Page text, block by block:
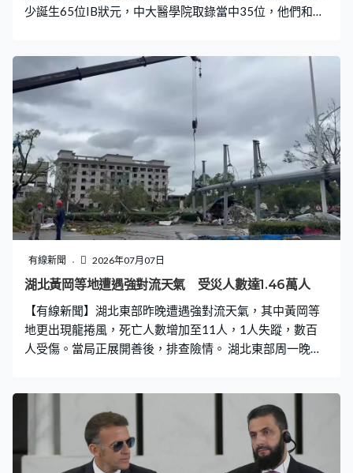
少誕生65位IB狀元，中大醫學院取錄當中35位，他們和
海外交流。今屆入讀六年制的醫科生，課程會以新模式中
大醫學「加」進行，鼓勵醫科生自我搜索和拓寬視野。中
大醫學院助理院長（入學）朱昭穎：「最初有環球醫學領
袖培訓專修組別門檻高，某一些成績最好的學生才有機會
到海外交流、實習，希望這麼好的經驗，推廣到每一個醫
學生都可以有系統性鼓勵踏出課堂，做多些學習經驗。」
環球醫學領袖培訓專修組別六年級醫科生周天翼：「去年
在墨西哥做外科實習，有機會在不同醫療體制、病人群組
和文化背景之下可以學習，加強自身溝通能力和文化敏感
度，這些都是現代醫生很重要的能力。」 早前有實習醫生
被揭擅用醫院器材，以其他醫生帳號登入臨床醫療系統等
被捕，中大醫學院強調課程着重培訓醫德。中大醫學院助
理院長（入學）朱昭穎：「每年開學的第一日學生事務副
院長、助理院長會和同學說關於專業操守和適合行醫評估
的準則，貫穿六年的醫科課程每年因應學
有線新聞 2026年07月07日
湖北黃岡等地遭遇強對流天氣 受災人數達1.46萬人
【有線新聞】湖北東部昨晚遭遇強對流天氣，其中黃岡等
地更出現龍捲風，死亡人數增加至11人，1人失蹤，數百
人受傷。當局正展開善後，排查險情。 湖北東部周一晚七
地，大批學生慌忙逃生。有民居遭破壞，屋內家俬損毀嚴
重。黃石、鄂州、咸寧等多個地區，亦出現猛烈強對流天
氣，錄得最高13級雷暴大風。 在大治區金牛鎮，當局組織
所有受災居民連夜撤離，統一轉移安置，並提供生活及醫